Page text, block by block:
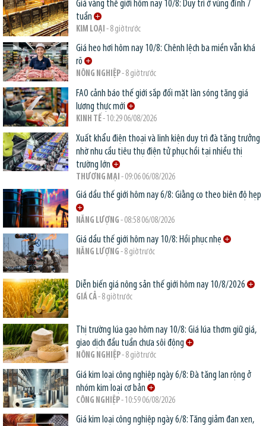
Giá vàng thế giới hôm nay 10/8: Duy trì ở vùng đỉnh 7
tuần
KIM LOẠI - 8 giờ trước
Giá heo hơi hôm nay 10/8: Chênh lệch ba miền vẫn khá
rõ
NÔNG NGHIỆP- 8 giờ trước
FAO cảnh báo thế giới sắp đối mặt làn sóng tăng giá
lương thực mới
KINH TẾ- 10:29 06/08/2026
Xuất khẩu điện thoại và linh kiện duy trì đà tăng trưởng
nhờ nhu cầu tiêu thụ điện tử phục hồi tại nhiều thị
trường lớn
THƯƠNG MẠI - 09:06 06/08/2026
Giá dầu thế giới hôm nay 6/8: Giằng co theo biên độ hẹp
NĂNG LƯỢNG - 08:58 06/08/2026
Giá dầu thế giới hôm nay 10/8: Hồi phục nhẹ
NĂNG LƯỢNG - 8 giờ trước
Diễn biến giá nông sản thế giới hôm nay 10/8/2026
GIÁ CẢ- 8 giờ trước
Thị trường lúa gạo hôm nay 10/8: Giá lúa thơm giữ giá,
giao dịch đầu tuần chưa sôi động
NÔNG NGHIỆP- 8 giờ trước
Giá kim loại công nghiệp ngày 6/8: Đà tăng lan rộng ở
nhóm kim loại cơ bản
CÔNG NGHIỆP- 10:59 06/08/2026
Giá kim loại công nghiệp ngày 6/8: Tăng giảm đan xen,